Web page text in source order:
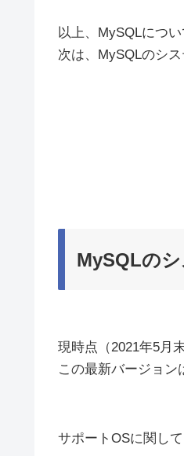
以上、MySQLについ
次は、MySQLのシ
MySQLの
現時点（2021年5月
この最新バージョン
サポートOSに関し